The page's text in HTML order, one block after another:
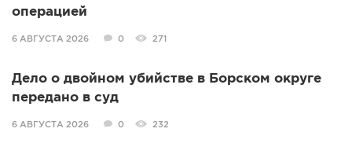
операцией
6 АВГУСТА 2026 0 271
Дело о двойном убийстве в Борском округе
передано в суд
6 АВГУСТА 2026 0 232